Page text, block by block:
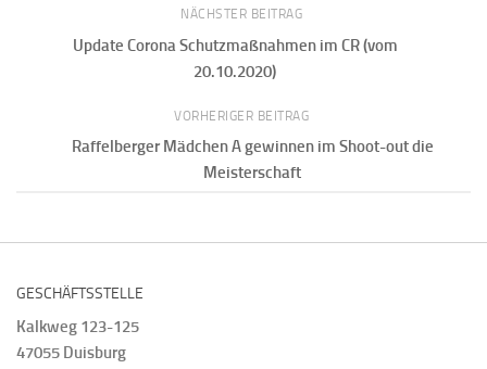
NÄCHSTER BEITRAG
Update Corona Schutzmaßnahmen im CR (vom
20.10.2020)
VORHERIGER BEITRAG
Raffelberger Mädchen A gewinnen im Shoot-out die
Meisterschaft
GESCHÄFTSSTELLE
Kalkweg 123-125
47055 Duisburg